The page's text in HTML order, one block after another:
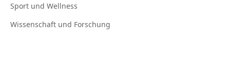
Sport und Wellness
Wissenschaft und Forschung